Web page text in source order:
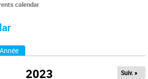
calendar
Année
2023 Suiv. »